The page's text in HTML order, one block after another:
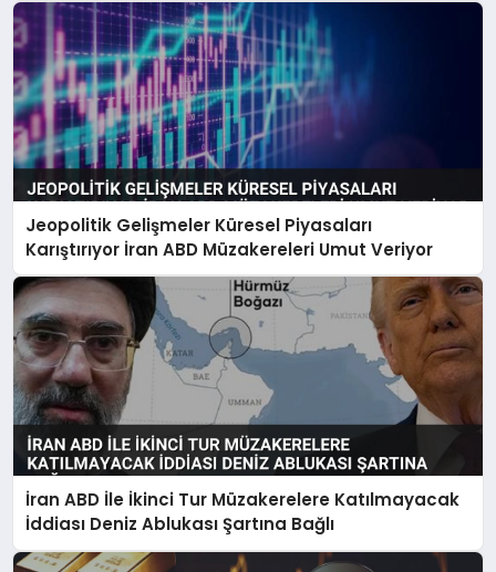
Jeopolitik Gelişmeler Küresel Piyasaları
Karıştırıyor İran ABD Müzakereleri Umut Veriyor
İran ABD İle İkinci Tur Müzakerelere Katılmayacak
İddiası Deniz Ablukası Şartına Bağlı